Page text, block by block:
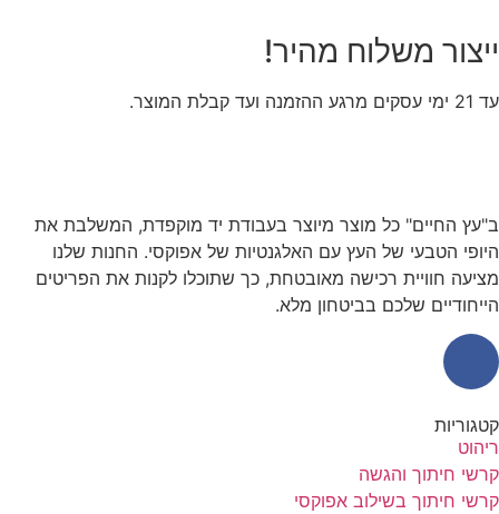
ייצור משלוח מהיר!
עד 21 ימי עסקים מרגע ההזמנה ועד קבלת המוצר.
ב"עץ החיים" כל מוצר מיוצר בעבודת יד מוקפדת, המשלבת את
היופי הטבעי של העץ עם האלגנטיות של אפוקסי. החנות שלנו
מציעה חוויית רכישה מאובטחת, כך שתוכלו לקנות את הפריטים
הייחודיים שלכם בביטחון מלא.
קטגוריות
ריהוט
קרשי חיתוך והגשה
קרשי חיתוך בשילוב אפוקסי